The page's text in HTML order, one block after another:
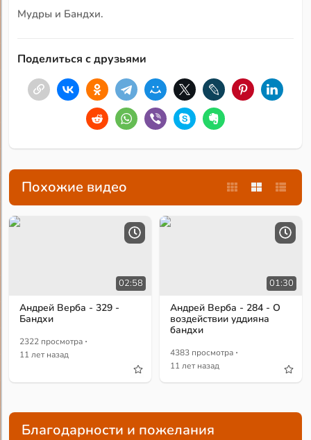
Мудры и Бандхи.
Поделиться с друзьями
Похожие видео
02:58
Андрей Верба - 329 -
Бандхи
2322 просмотра ·
11 лет назад
01:30
Андрей Верба - 284 - О
воздействии уддияна
бандхи
4383 просмотра ·
11 лет назад
Благодарности и пожелания